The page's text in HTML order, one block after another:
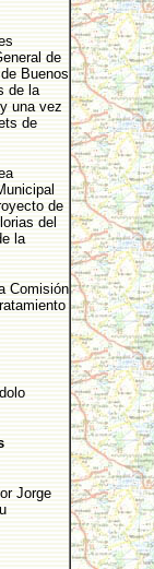
de
Buenos
de la
una vez
de
de
del
la
Comisión
Jorge